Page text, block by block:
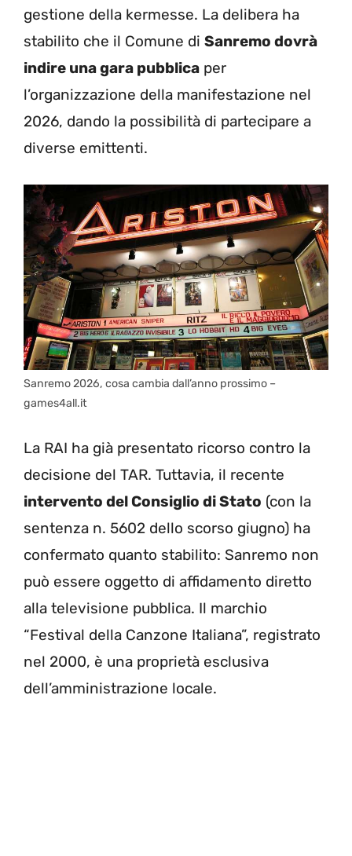
gestione della kermesse. La delibera ha
stabilito che il Comune di Sanremo dovrà
indire una gara pubblica per
l’organizzazione della manifestazione nel
2026, dando la possibilità di partecipare a
diverse emittenti.
Sanremo 2026, cosa cambia dall’anno prossimo –
games4all.it
La RAI ha già presentato ricorso contro la
decisione del TAR. Tuttavia, il recente
intervento del Consiglio di Stato (con la
sentenza n. 5602 dello scorso giugno) ha
confermato quanto stabilito: Sanremo non
può essere oggetto di affidamento diretto
alla televisione pubblica. Il marchio
“Festival della Canzone Italiana”, registrato
nel 2000, è una proprietà esclusiva
dell’amministrazione locale.